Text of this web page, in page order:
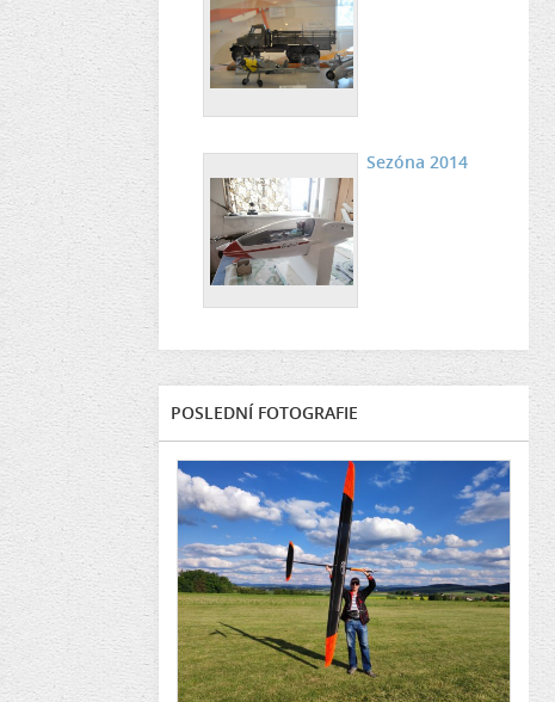
Sezóna 2014
POSLEDNÍ FOTOGRAFIE